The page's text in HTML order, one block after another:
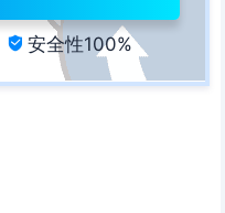
 安全性100%